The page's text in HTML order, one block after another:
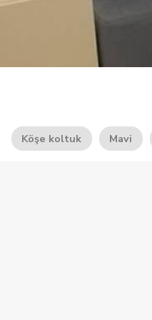
Köşe koltuk Mavi